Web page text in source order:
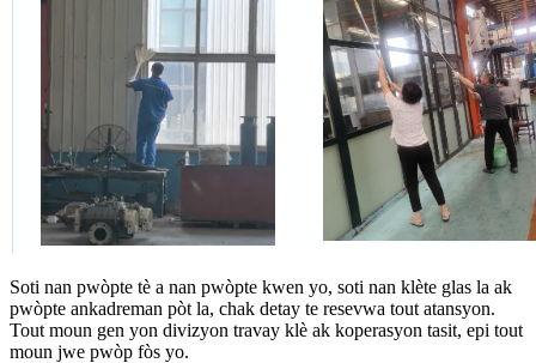
Soti nan pwòpte tè a nan pwòpte kwen yo, soti nan klète glas la ak
pwòpte ankadreman pòt la, chak detay te resevwa tout atansyon.
Tout moun gen yon divizyon travay klè ak koperasyon tasit, epi tout
moun jwe pwòp fòs yo.